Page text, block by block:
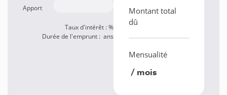
Apport
Taux d'intérêt :%
Durée de l'emprunt : ans
Montant total
dû
Mensualité
/ mois